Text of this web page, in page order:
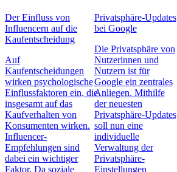
Der Einfluss von
Influencern auf die
Kaufentscheidung
Auf
Kaufentscheidungen
wirken psychologische
Einflussfaktoren ein, die
insgesamt auf das
Kaufverhalten von
Konsumenten wirken.
Influencer-
Empfehlungen sind
dabei ein wichtiger
Faktor. Da soziale
Privatsphäre-Updates
bei Google
Die Privatsphäre von
Nutzerinnen und
Nutzern ist für
Google ein zentrales
Anliegen. Mithilfe
der neuesten
Privatsphäre-Updates
soll nun eine
individuelle
Verwaltung der
Privatsphäre-
Einstellungen